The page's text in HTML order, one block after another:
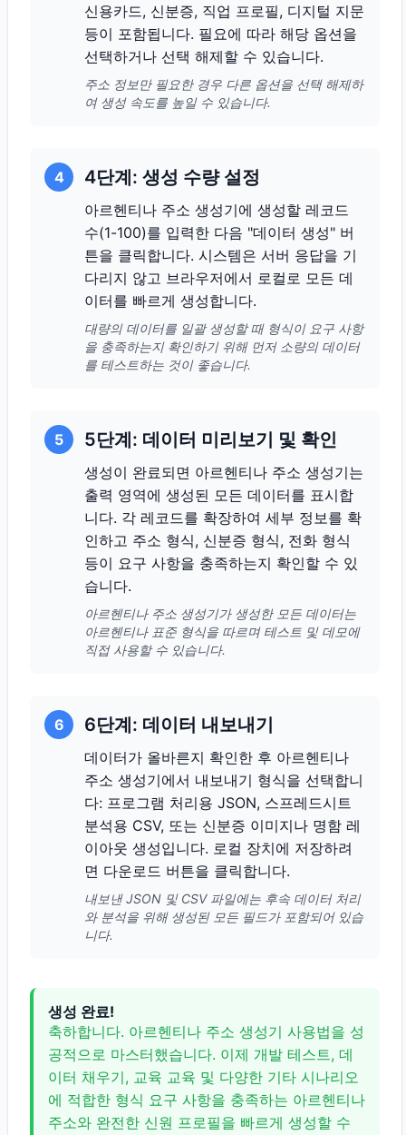
신용카드, 신분증, 직업 프로필, 디지털 지문
등이 포함됩니다. 필요에 따라 해당 옵션을
선택하거나 선택 해제할 수 있습니다.
주소 정보만 필요한 경우 다른 옵션을 선택 해제하
여 생성 속도를 높일 수 있습니다.
4 4단계: 생성 수량 설정
아르헨티나 주소 생성기에 생성할 레코드
수(1-100)를 입력한 다음 "데이터 생성" 버
튼을 클릭합니다. 시스템은 서버 응답을 기
다리지 않고 브라우저에서 로컬로 모든 데
이터를 빠르게 생성합니다.
대량의 데이터를 일괄 생성할 때 형식이 요구 사항
을 충족하는지 확인하기 위해 먼저 소량의 데이터
를 테스트하는 것이 좋습니다.
5 5단계: 데이터 미리보기 및 확인
생성이 완료되면 아르헨티나 주소 생성기는
출력 영역에 생성된 모든 데이터를 표시합
니다. 각 레코드를 확장하여 세부 정보를 확
인하고 주소 형식, 신분증 형식, 전화 형식
등이 요구 사항을 충족하는지 확인할 수 있
습니다.
아르헨티나 주소 생성기가 생성한 모든 데이터는
아르헨티나 표준 형식을 따르며 테스트 및 데모에
직접 사용할 수 있습니다.
6 6단계: 데이터 내보내기
데이터가 올바른지 확인한 후 아르헨티나
주소 생성기에서 내보내기 형식을 선택합니
다: 프로그램 처리용 JSON, 스프레드시트
분석용 CSV, 또는 신분증 이미지나 명함 레
이아웃 생성입니다. 로컬 장치에 저장하려
면 다운로드 버튼을 클릭합니다.
내보낸 JSON 및 CSV 파일에는 후속 데이터 처리
와 분석을 위해 생성된 모든 필드가 포함되어 있습
니다.
생성 완료!
축하합니다. 아르헨티나 주소 생성기 사용법을 성
공적으로 마스터했습니다. 이제 개발 테스트, 데
이터 채우기, 교육 교육 및 다양한 기타 시나리오
에 적합한 형식 요구 사항을 충족하는 아르헨티나
주소와 완전한 신원 프로필을 빠르게 생성할 수